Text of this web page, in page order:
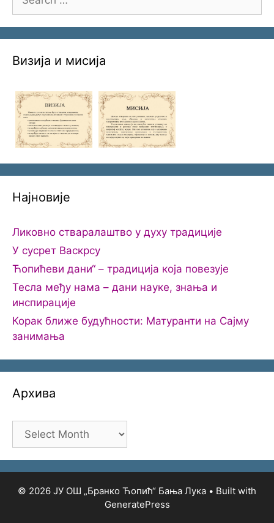
for:
Визија и мисија
Најновије
Ликовно стваралаштво у духу традиције
У сусрет Васкрсу
Ћопићеви дани“ – традиција која повезује
Тесла међу нама – дани науке, знања и
инспирације
Корак ближе будућности: Матуранти на Сајму
занимања
Архива
Архива
© 2026 ЈУ ОШ „Бранко Ћопић“ Бања Лука • Built with
GeneratePress